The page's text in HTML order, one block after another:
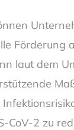
Förderung
laut dem
CoV-2 zu